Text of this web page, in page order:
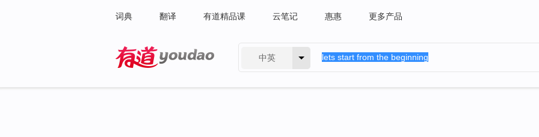
词典 翻译 有道精品课 云笔记 惠惠 更多产品
中英